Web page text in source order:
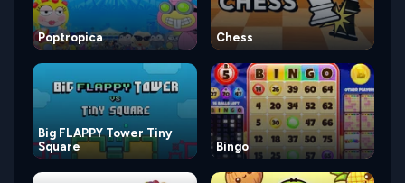
Poptropica Chess
Big FLAPPY Tower Tiny
Square
Bingo